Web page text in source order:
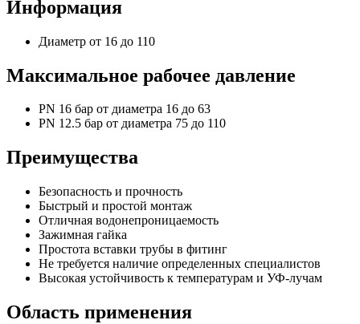
Информация
Диаметр от 16 до 110
Максимальное рабочее давление
PN 16 бар от диаметра 16 до 63
PN 12.5 бар от диаметра 75 до 110
Преимущества
Безопасность и прочность
Быстрый и простой монтаж
Отличная водонепроницаемость
Зажимная гайка
Простота вставки трубы в фитинг
Не требуется наличие определенных специалистов
Высокая устойчивость к температурам и УФ-лучам
Область применения